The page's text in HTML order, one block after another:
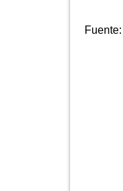
Fuente: